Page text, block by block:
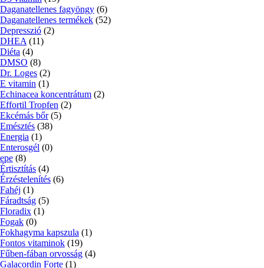
Daganatellenes fagyöngy (6)
Daganatellenes termékek (52)
Depresszió (2)
DHEA (11)
Diéta (4)
DMSO (8)
Dr. Loges (2)
E vitamin (1)
Echinacea koncentrátum (2)
Effortil Tropfen (2)
Ekcémás bőr (5)
Emésztés (38)
Energia (1)
Enterosgél (0)
epe (8)
Értisztítás (4)
Érzéstelenítés (6)
Fahéj (1)
Fáradtság (5)
Floradix (1)
Fogak (0)
Fokhagyma kapszula (1)
Fontos vitaminok (19)
Fűben-fában orvosság (4)
Galacordin Forte (1)